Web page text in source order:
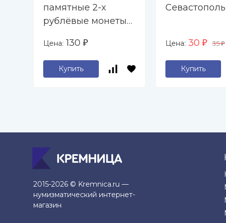
памятные 2-х
рублёвые монеты
капсул (пустой)
Цена: 130 ₽
Купить
Севастополь
Цена: 30 ₽ 35₽
Купить
2015-2026 © Kremnica.ru —
нумизматический интернет-
магазин